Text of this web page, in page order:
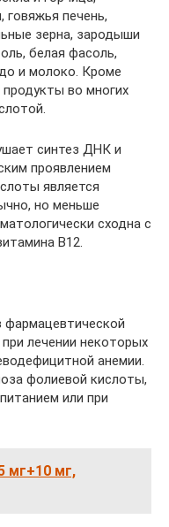
говяжья печень,
зерна, зародыши
белая фасоль,
и молоко. Кроме
во многих
синтез ДНК и
проявлением
является
но меньше
сходна с
B12.
фармацевтической
лечении некоторых
анемии.
фолиевой кислоты,
или при
мг+10 мг,